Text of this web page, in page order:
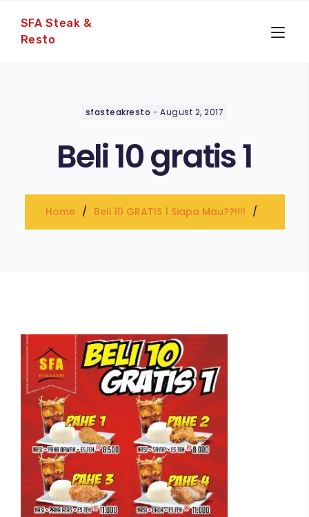
100%
SFA Steak &
Resto
sfasteakresto -August 2, 2017
Beli 10 gratis 1
Home Beli 10 GRATIS 1 Siapa Mau??!!!!